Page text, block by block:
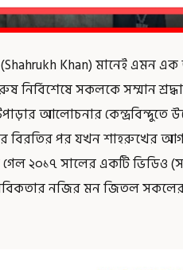
Khan) মানেই এমন এক
নির্বিশেষে সকলকে সম্মান
আলোচনার কেন্দ্রবিন্দুতে
বিরতির পর যখন শাহরুখের
২০১৭ সালের একটি ভিডিও
নজির মন জিতল